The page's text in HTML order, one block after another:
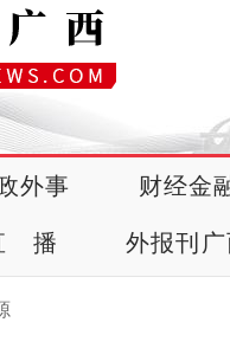
外事 财经金
播 外报刊广